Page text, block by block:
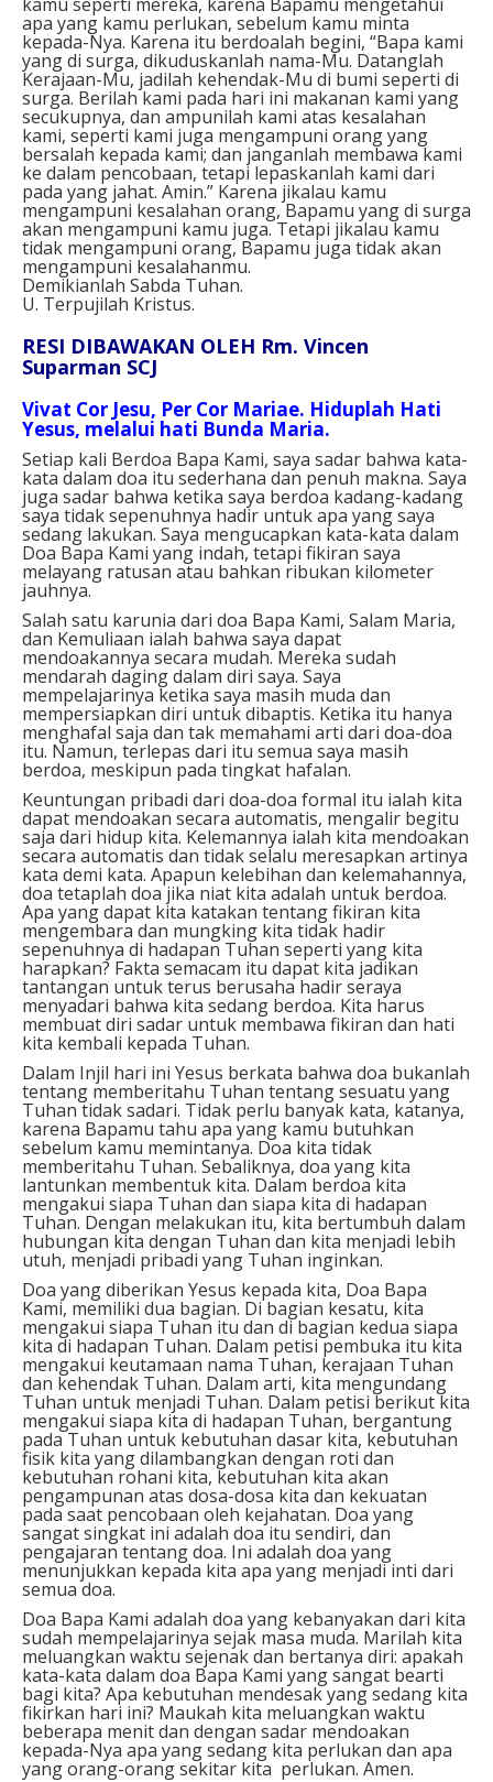
apa yang kamu perlukan, sebelum kamu minta
kepada-Nya. Karena itu berdoalah begini, “Bapa kami
yang di surga, dikuduskanlah nama-Mu. Datanglah
Kerajaan-Mu, jadilah kehendak-Mu di bumi seperti di
surga. Berilah kami pada hari ini makanan kami yang
secukupnya, dan ampunilah kami atas kesalahan
kami, seperti kami juga mengampuni orang yang
bersalah kepada kami; dan janganlah membawa kami
ke dalam pencobaan, tetapi lepaskanlah kami dari
pada yang jahat. Amin.” Karena jikalau kamu
mengampuni kesalahan orang, Bapamu yang di surga
akan mengampuni kamu juga. Tetapi jikalau kamu
tidak mengampuni orang, Bapamu juga tidak akan
mengampuni kesalahanmu.
Demikianlah Sabda Tuhan.
U. Terpujilah Kristus.
RESI DIBAWAKAN OLEH Rm. Vincen
Suparman SCJ
Vivat Cor Jesu, Per Cor Mariae. Hiduplah Hati
Yesus, melalui hati Bunda Maria.
Setiap kali Berdoa Bapa Kami, saya sadar bahwa kata-
kata dalam doa itu sederhana dan penuh makna. Saya
juga sadar bahwa ketika saya berdoa kadang-kadang
saya tidak sepenuhnya hadir untuk apa yang saya
sedang lakukan. Saya mengucapkan kata-kata dalam
Doa Bapa Kami yang indah, tetapi fikiran saya
melayang ratusan atau bahkan ribukan kilometer
jauhnya.
Salah satu karunia dari doa Bapa Kami, Salam Maria,
dan Kemuliaan ialah bahwa saya dapat
mendoakannya secara mudah. Mereka sudah
mendarah daging dalam diri saya. Saya
mempelajarinya ketika saya masih muda dan
mempersiapkan diri untuk dibaptis. Ketika itu hanya
menghafal saja dan tak memahami arti dari doa-doa
itu. Namun, terlepas dari itu semua saya masih
berdoa, meskipun pada tingkat hafalan.
Keuntungan pribadi dari doa-doa formal itu ialah kita
dapat mendoakan secara automatis, mengalir begitu
saja dari hidup kita. Kelemannya ialah kita mendoakan
secara automatis dan tidak selalu meresapkan artinya
kata demi kata. Apapun kelebihan dan kelemahannya,
doa tetaplah doa jika niat kita adalah untuk berdoa.
Apa yang dapat kita katakan tentang fikiran kita
mengembara dan mungking kita tidak hadir
sepenuhnya di hadapan Tuhan seperti yang kita
harapkan? Fakta semacam itu dapat kita jadikan
tantangan untuk terus berusaha hadir seraya
menyadari bahwa kita sedang berdoa. Kita harus
membuat diri sadar untuk membawa fikiran dan hati
kita kembali kepada Tuhan.
Dalam Injil hari ini Yesus berkata bahwa doa bukanlah
tentang memberitahu Tuhan tentang sesuatu yang
Tuhan tidak sadari. Tidak perlu banyak kata, katanya,
karena Bapamu tahu apa yang kamu butuhkan
sebelum kamu memintanya. Doa kita tidak
memberitahu Tuhan. Sebaliknya, doa yang kita
lantunkan membentuk kita. Dalam berdoa kita
mengakui siapa Tuhan dan siapa kita di hadapan
Tuhan. Dengan melakukan itu, kita bertumbuh dalam
hubungan kita dengan Tuhan dan kita menjadi lebih
utuh, menjadi pribadi yang Tuhan inginkan.
Doa yang diberikan Yesus kepada kita, Doa Bapa
Kami, memiliki dua bagian. Di bagian kesatu, kita
mengakui siapa Tuhan itu dan di bagian kedua siapa
kita di hadapan Tuhan. Dalam petisi pembuka itu kita
mengakui keutamaan nama Tuhan, kerajaan Tuhan
dan kehendak Tuhan. Dalam arti, kita mengundang
Tuhan untuk menjadi Tuhan. Dalam petisi berikut kita
mengakui siapa kita di hadapan Tuhan, bergantung
pada Tuhan untuk kebutuhan dasar kita, kebutuhan
fisik kita yang dilambangkan dengan roti dan
kebutuhan rohani kita, kebutuhan kita akan
pengampunan atas dosa-dosa kita dan kekuatan
pada saat pencobaan oleh kejahatan. Doa yang
sangat singkat ini adalah doa itu sendiri, dan
pengajaran tentang doa. Ini adalah doa yang
menunjukkan kepada kita apa yang menjadi inti dari
semua doa.
Doa Bapa Kami adalah doa yang kebanyakan dari kita
sudah mempelajarinya sejak masa muda. Marilah kita
meluangkan waktu sejenak dan bertanya diri: apakah
kata-kata dalam doa Bapa Kami yang sangat bearti
bagi kita? Apa kebutuhan mendesak yang sedang kita
fikirkan hari ini? Maukah kita meluangkan waktu
beberapa menit dan dengan sadar mendoakan
kepada-Nya apa yang sedang kita perlukan dan apa
yang orang-orang sekitar kita perlukan. Amen.